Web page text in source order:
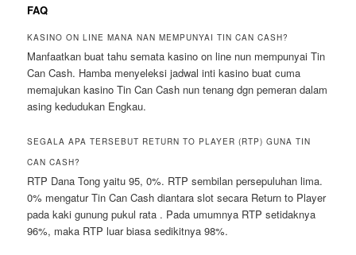
FAQ
KASINO ON LINE MANA NAN MEMPUNYAI TIN CAN CASH?
Manfaatkan buat tahu semata kasino on line nun mempunyai Tin
Can Cash. Hamba menyeleksi jadwal inti kasino buat cuma
memajukan kasino Tin Can Cash nun tenang dgn pemeran dalam
asing kedudukan Engkau.
SEGALA APA TERSEBUT RETURN TO PLAYER (RTP) GUNA TIN
CAN CASH?
RTP Dana Tong yaitu 95, 0%. RTP sembilan persepuluhan lima.
0% mengatur Tin Can Cash diantara slot secara Return to Player
pada kaki gunung pukul rata . Pada umumnya RTP setidaknya
96%, maka RTP luar biasa sedikitnya 98%.